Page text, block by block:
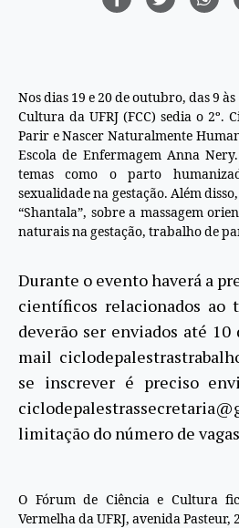
Nos dias 19 e 20 de outubro, das 9
Cultura da UFRJ (FCC) sedia o 2º.
Parir e Nascer Naturalmente
Escola de Enfermagem Anna
temas como o parto
sexualidade na gestação. Além
“Shantala”, sobre a massagem
naturais na gestação, trabalho de
Durante o evento haverá a
científicos relacionados ao
deverão ser enviados até
mail
se inscrever é preciso
limitação do número de
O Fórum de Ciência e Cultura
Vermelha da UFRJ, avenida Pasteur,